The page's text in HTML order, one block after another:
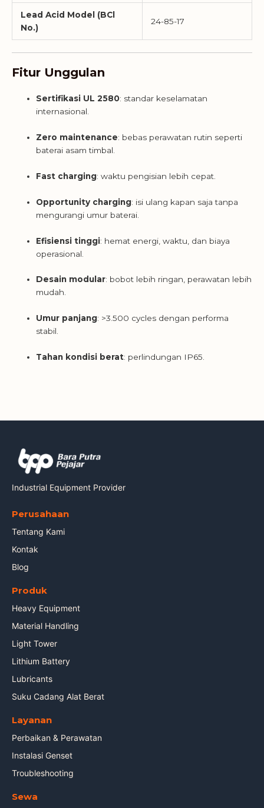
Lead Acid Model (BCl
No.)
24-85-17
Fitur Unggulan
Sertifikasi UL 2580: standar keselamatan
internasional.
Zero maintenance: bebas perawatan rutin seperti
baterai asam timbal.
Fast charging: waktu pengisian lebih cepat.
Opportunity charging: isi ulang kapan saja tanpa
mengurangi umur baterai.
Efisiensi tinggi: hemat energi, waktu, dan biaya
operasional.
Desain modular: bobot lebih ringan, perawatan lebih
mudah.
Umur panjang: >3.500 cycles dengan performa
stabil.
Tahan kondisi berat: perlindungan IP65.
Industrial Equipment Provider
Perusahaan
Tentang Kami
Kontak
Blog
Produk
Heavy Equipment
Material Handling
Light Tower
Lithium Battery
Lubricants
Suku Cadang Alat Berat
Layanan
Perbaikan & Perawatan
Instalasi Genset
Troubleshooting
Sewa